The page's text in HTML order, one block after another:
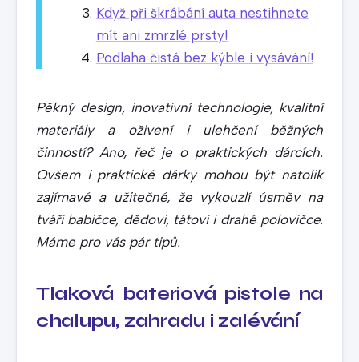
Když při škrábání auta nestihnete
mít ani zmrzlé prsty!
Podlaha čistá bez kýble i vysávání!
Pěkný design, inovativní technologie, kvalitní
materiály a oživení i ulehčení běžných
činností? Ano, řeč je o praktických dárcích.
Ovšem i praktické dárky mohou být natolik
zajímavé a užitečné, že vykouzlí úsměv na
tváři babičce, dědovi, tátovi i drahé polovičce.
Máme pro vás pár tipů.
Tlaková bateriová pistole na
chalupu, zahradu i zalévání